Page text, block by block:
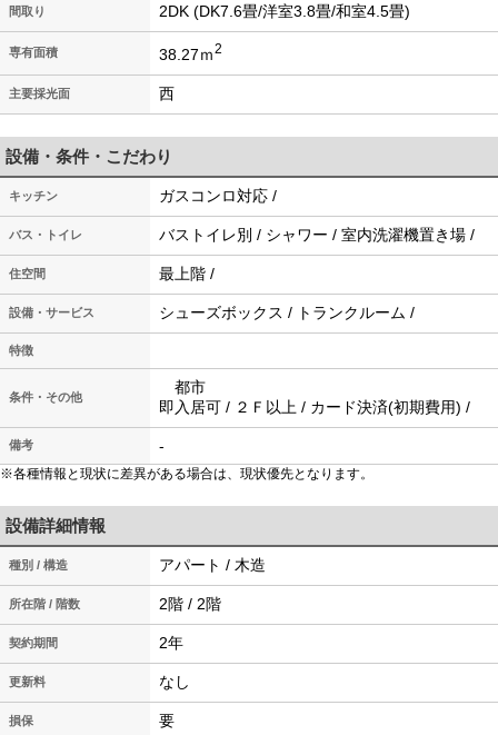
間取り 2DK (DK7.6畳/洋室3.8畳/和室4.5畳)
専有面積 38.27ｍ2
主要採光面 西
設備・条件・こだわり
キッチン ガスコンロ対応 /
バス・トイレ バストイレ別 / シャワー / 室内洗濯機置き場 /
住空間 最上階 /
設備・サービス シューズボックス / トランクルーム /
特徴
条件・その他
都市
即入居可 / ２Ｆ以上 / カード決済(初期費用) /
備考 -
※各種情報と現状に差異がある場合は、現状優先となります。
設備詳細情報
種別 / 構造 アパート / 木造
所在階 / 階数 2階 / 2階
契約期間 2年
更新料 なし
損保 要